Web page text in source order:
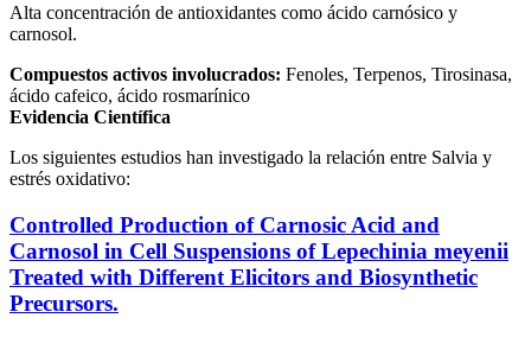
Alta concentración de antioxidantes como ácido carnósico y
carnosol.
Compuestos activos involucrados: Fenoles, Terpenos, Tirosinasa,
ácido cafeico, ácido rosmarínico
Evidencia Científica
Los siguientes estudios han investigado la relación entre Salvia y
estrés oxidativo:
Controlled Production of Carnosic Acid and
Carnosol in Cell Suspensions of Lepechinia meyenii
Treated with Different Elicitors and Biosynthetic
Precursors.